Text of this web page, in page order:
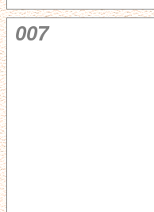
007